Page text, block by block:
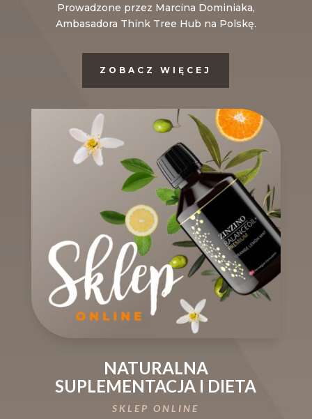
Prowadzone przez Marcina Dominiaka,
Ambasadora Think Tree Hub na Polskę.
ZOBACZ WIĘCEJ
NATURALNA
SUPLEMENTACJA I DIETA
SKLEP ONLINE